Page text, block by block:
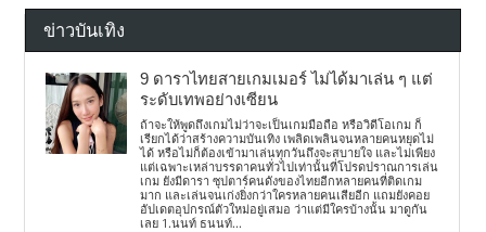
ข่าวบันเทิง
9 ดาราไทยสายเกมเมอร์ ไม่ได้มาเล่น ๆ แต่
ระดับเทพอย่างเซียน
ถ้าจะให้พูดถึงเกมไม่ว่าจะเป็นเกมมือถือ หรือวิดีโอเกม ก็
เรียกได้ว่าสร้างความบันเทิง เพลิดเพลินจนหลายคนหยุดไม่
ได้ หรือไม่ก็ต้องเข้ามาเล่นทุกวันถึงจะสบายใจ และไม่เพียง
แต่เฉพาะเหล่าบรรดาคนทั่วไปเท่านั้นที่โปรดปราณการเล่น
เกม ยังมีดารา ซุปตาร์คนดังของไทยอีกหลายคนที่ติดเกม
มาก และเล่นจนเก่งยิ่งกว่าใครหลายคนเสียอีก แถมยังคอย
อัปเดตอุปกรณ์ตัวใหม่อยู่เสมอ ว่าแต่มีใครบ้างนั้น มาดูกัน
เลย 1.นนท์ ธนนท์...